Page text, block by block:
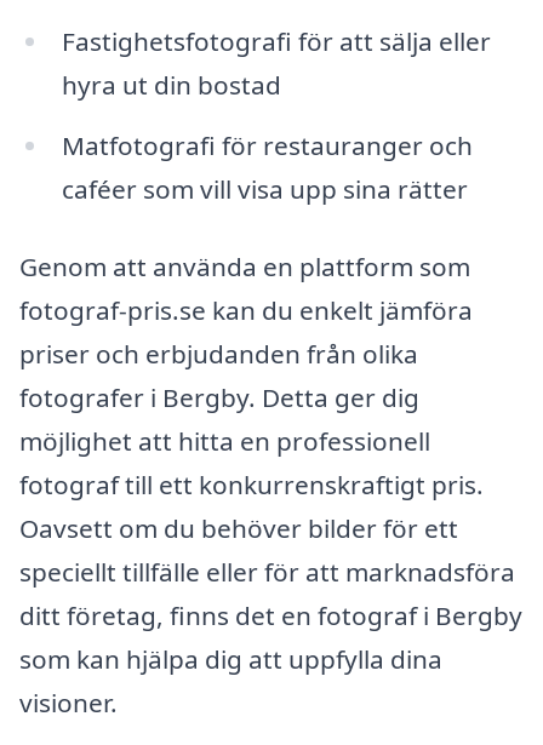
Fastighetsfotografi för att sälja eller
hyra ut din bostad
Matfotografi för restauranger och
caféer som vill visa upp sina rätter
Genom att använda en plattform som
fotograf-pris.se kan du enkelt jämföra
priser och erbjudanden från olika
fotografer i Bergby. Detta ger dig
möjlighet att hitta en professionell
fotograf till ett konkurrenskraftigt pris.
Oavsett om du behöver bilder för ett
speciellt tillfälle eller för att marknadsföra
ditt företag, finns det en fotograf i Bergby
som kan hjälpa dig att uppfylla dina
visioner.